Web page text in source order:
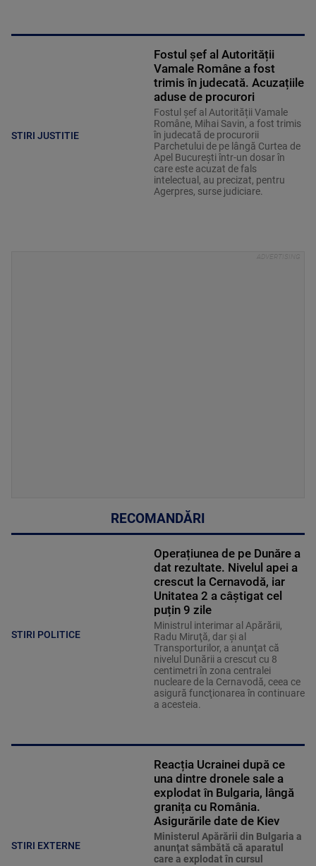
STIRI JUSTITIE
Fostul șef al Autorității
Vamale Române a fost
trimis în judecată. Acuzațiile
aduse de procurori
Fostul șef al Autorității Vamale
Române, Mihai Savin, a fost trimis
în judecată de procurorii
Parchetului de pe lângă Curtea de
Apel București într-un dosar în
care este acuzat de fals
intelectual, au precizat, pentru
Agerpres, surse judiciare.
RECOMANDĂRI
STIRI POLITICE
Operațiunea de pe Dunăre a
dat rezultate. Nivelul apei a
crescut la Cernavodă, iar
Unitatea 2 a câștigat cel
puțin 9 zile
Ministrul interimar al Apărării,
Radu Miruţă, dar şi al
Transporturilor, a anunţat că
nivelul Dunării a crescut cu 8
centimetri în zona centralei
nucleare de la Cernavodă, ceea ce
asigură funcţionarea în continuare
a acesteia.
STIRI EXTERNE
Reacția Ucrainei după ce
una dintre dronele sale a
explodat în Bulgaria, lângă
granița cu România.
Asigurările date de Kiev
Ministerul Apărării din Bulgaria a
anunţat sâmbătă că aparatul
care a explodat în cursul